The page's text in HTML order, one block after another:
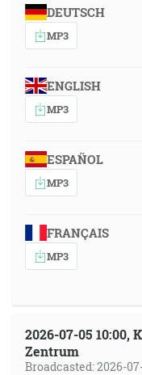
DEUTSCH
MP3
ENGLISH
MP3
ESPAÑOL
MP3
FRANÇAIS
MP3
2026-07-05 10:00,
Zentrum
Broadcasted: 2026-